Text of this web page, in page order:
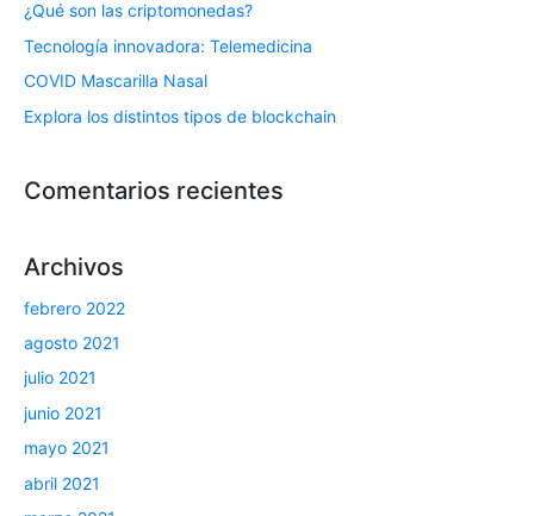
¿Qué son las criptomonedas?
Tecnología innovadora: Telemedicina
COVID Mascarilla Nasal
Explora los distintos tipos de blockchain
Comentarios recientes
Archivos
febrero 2022
agosto 2021
julio 2021
junio 2021
mayo 2021
abril 2021